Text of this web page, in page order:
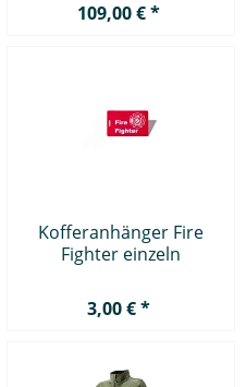
109,00 € *
Kofferanhänger Fire
Fighter einzeln
3,00 € *